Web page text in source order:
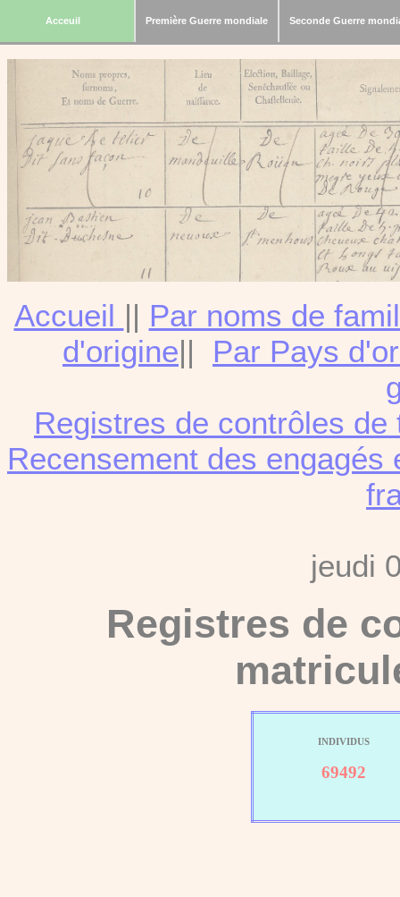
Acceuil Première Guerre mondiale Seconde Guerre
Accueil || Par noms de
d'origine|| Par Pays
Registres de contrôles
Recensement des
jeudi
Registres de
INDIVIDUS
69492